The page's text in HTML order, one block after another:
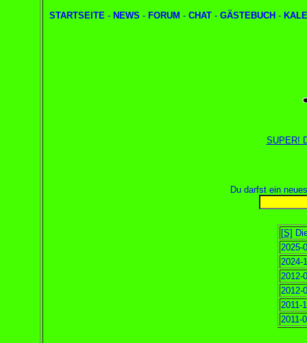
STARTSEITE - NEWS - FORUM - CHAT - GÄSTEBUCH -
SUPER!
Du darfst ein
[S]
2025-
2024-
2012-
2012-
2011-
2011-